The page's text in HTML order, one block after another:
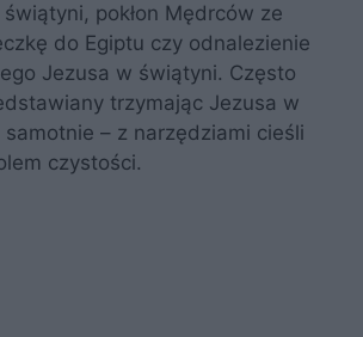
pokłon Mędrców ze
do Egiptu czy odnalezienie
Jezusa w świątyni. Często
trzymając Jezusa w
– z narzędziami cieśli
czystości.